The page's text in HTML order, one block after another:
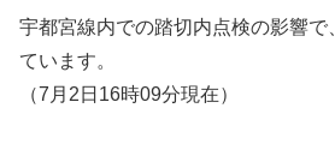
宇都宮線内での踏切内点検の影響で
ています。
（7月2日16時09分現在）